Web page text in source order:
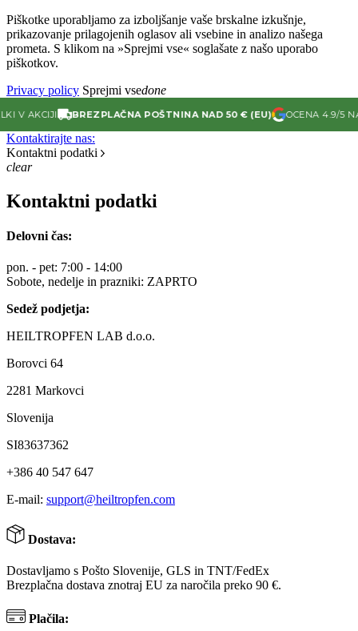
Piškotke uporabljamo za izboljšanje vaše brskalne izkušnje,
prikazovanje prilagojenih oglasov ali vsebine in analizo našega
prometa. S klikom na »Sprejmi vse« soglašate z našo uporabo
piškotkov.
Privacy policy Sprejmi vsedone
BREZPLAČNA POŠTNINA NAD 50 € (EU) OCENA 4.9/5 NA
Kontaktirajte nas:
Kontaktni podatki
clear
Kontaktni podatki
Delovni čas:
pon. - pet: 7:00 - 14:00
Sobote, nedelje in prazniki: ZAPRTO
Sedež podjetja:
HEILTROPFEN LAB d.o.o.
Borovci 64
2281 Markovci
Slovenija
SI83637362
+386 40 547 647
E-mail: support@heiltropfen.com
Dostava:
Dostavljamo s Pošto Slovenije, GLS in TNT/FedEx
Brezplačna dostava znotraj EU za naročila preko 90 €.
Plačila: